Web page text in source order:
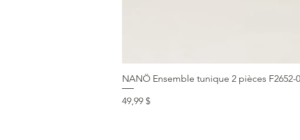
NANÖ Ensemble tunique 2 pièces F2652-
Prix
49,99 $